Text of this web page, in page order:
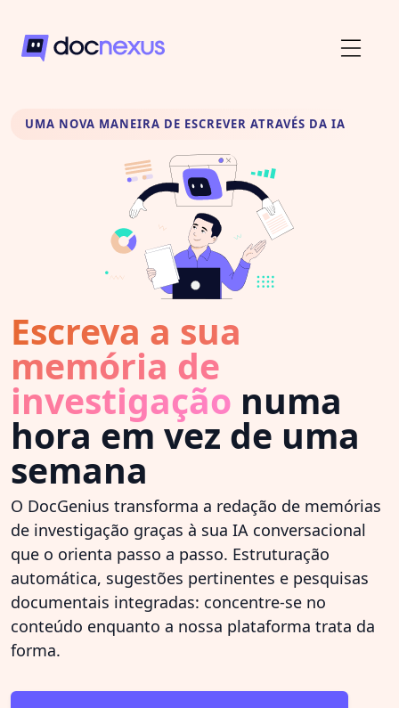
UMA NOVA MANEIRA DE ESCREVER ATRAVÉS DA IA
Escreva a sua
memória de
investigação numa
hora em vez de uma
semana
O DocGenius transforma a redação de memórias
de investigação graças à sua IA conversacional
que o orienta passo a passo. Estruturação
automática, sugestões pertinentes e pesquisas
documentais integradas: concentre-se no
conteúdo enquanto a nossa plataforma trata da
forma.